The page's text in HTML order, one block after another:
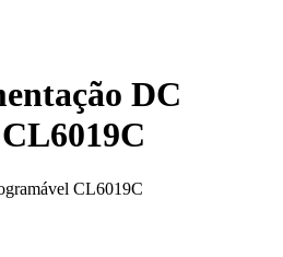
DC
CL6019C